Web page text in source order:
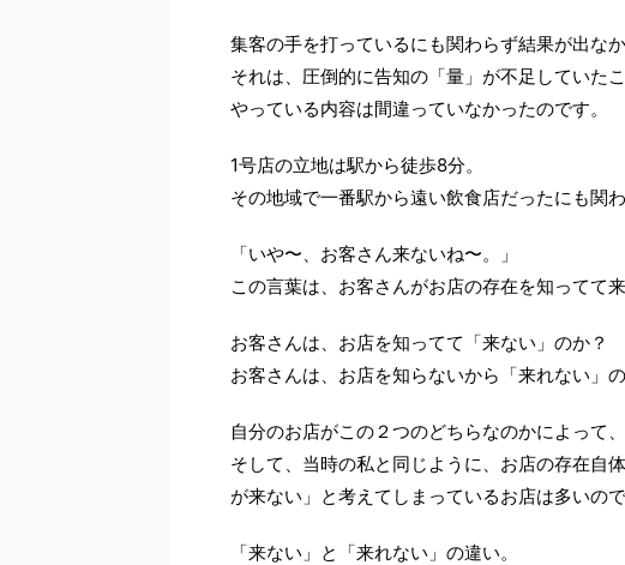
集客の手を打っているにも関わらず結果が出なか
それは、圧倒的に告知の「量」が不足していたこ
やっている内容は間違っていなかったのです。
1号店の立地は駅から徒歩8分。
その地域で一番駅から遠い飲食店だったにも関
「いや〜、お客さん来ないね〜。」
この言葉は、お客さんがお店の存在を知ってて
お客さんは、お店を知ってて「来ない」のか？
お客さんは、お店を知らないから「来れない」
自分のお店がこの２つのどちらなのかによって
そして、当時の私と同じように、お店の存在自
が来ない」と考えてしまっているお店は多いの
「来ない」と「来れない」の違い。